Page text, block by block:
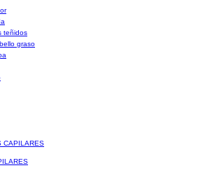
teñidos
graso
CAPILARES